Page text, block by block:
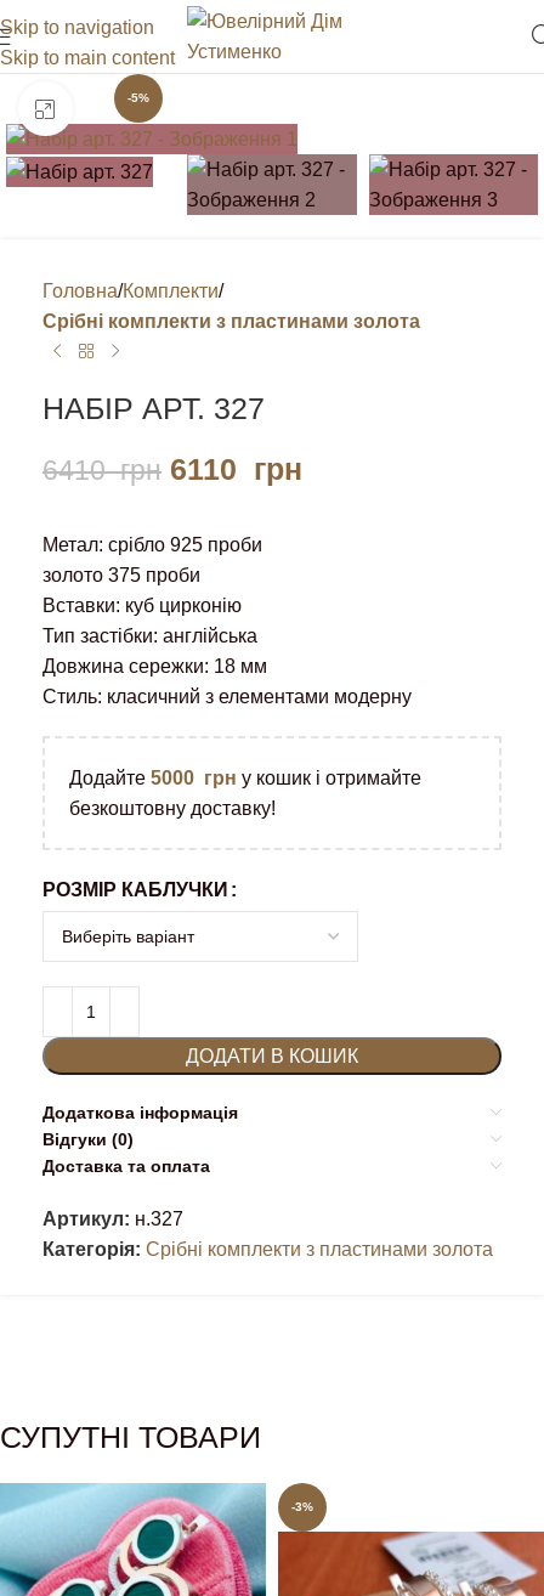
Skip to navigation
Skip to main content
-5%
Клацніть, щоб збільшити
Головна Комплекти
Срібні комплекти з пластинами золота
НАБІР АРТ. 327
6410грн 6110 грн
Метал: срібло 925 проби
золото 375 проби
Вставки: куб цирконію
Тип застібки: англійська
Довжина сережки: 18 мм
Стиль: класичний з елементами модерну
Додайте 5000 грн у кошик і отримайте
безкоштовну доставку!
РОЗМІР КАБЛУЧКИ
ДОДАТИ В КОШИК
Додаткова інформація
Відгуки (0)
Доставка та оплата
Артикул: н.327
Категорія: Срібні комплекти з пластинами золота
СУПУТНІ ТОВАРИ
-3%